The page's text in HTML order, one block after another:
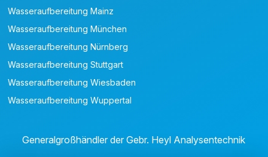
Wasseraufbereitung Mainz
Wasseraufbereitung München
Wasseraufbereitung Nürnberg
Wasseraufbereitung Stuttgart
Wasseraufbereitung Wiesbaden
Wasseraufbereitung Wuppertal
Generalgroßhändler der Gebr. Heyl Analysentechnik